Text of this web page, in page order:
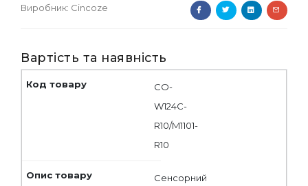
Виробник: Cincoze
Вартість та наявність
CO-
W124C-
R10/M1101-
R10
Сенсорний